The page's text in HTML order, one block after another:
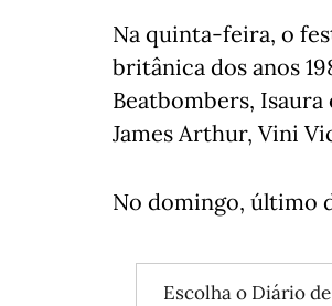
Na quinta-feira, o
britânica dos anos
Beatbombers, Isaura
James Arthur, Vini
No domingo, último
Escolha o Diário